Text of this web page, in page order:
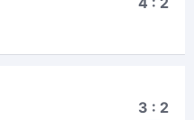
3 : 2